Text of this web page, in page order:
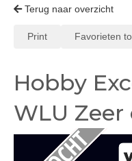
Terug naar overzicht
Print Favorieten
Hobby
WLU